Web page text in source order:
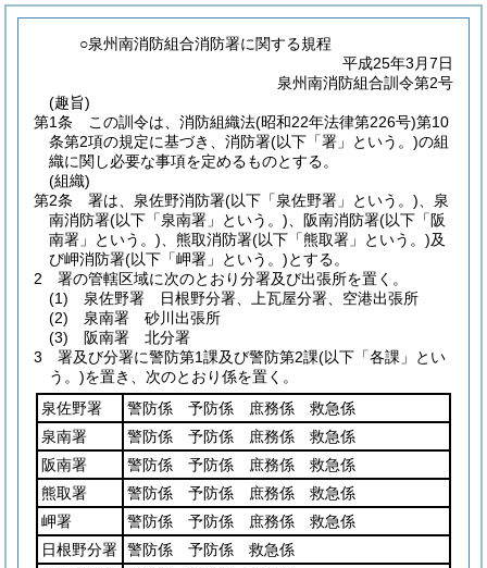
○泉州南消防組合消防署に関する規程
平成25年3月7日
泉州南消防組合訓令第2号
(趣旨)
第1条
この訓令は、消防組織法(昭和22年法律第226号)第10
条第2項の規定に基づき、消防署(以下「署」という。)の組
織に関し必要な事項を定めるものとする。
(組織)
第2条
署は、泉佐野消防署(以下「泉佐野署」という。) 、泉
南消防署(以下「泉南署」という。) 、阪南消防署(以下「阪
南署」という。) 、熊取消防署(以下「熊取署」という。)及
び岬消防署(以下「岬署」という。)とする。
2
署の管轄区域に次のとおり分署及び出張所を置く。
(1)
泉佐野署 日根野分署、上瓦屋分署、空港出張所
(2)
泉南署 砂川出張所
(3)
阪南署 北分署
3
署及び分署に警防第1課及び警防第2課(以下「各課」とい
う。)を置き、次のとおり係を置く。
泉佐野署
警防係 予防係 庶務係 救急係
泉南署
警防係 予防係 庶務係 救急係
阪南署
警防係 予防係 庶務係 救急係
熊取署
警防係 予防係 庶務係 救急係
岬署
警防係 予防係 庶務係 救急係
日根野分署 警防係 予防係 救急係